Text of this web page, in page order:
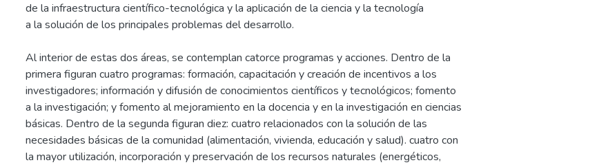
de la infraestructura científico-tecnológica y la aplicación de la ciencia y la tecnología
a la solución de los principales problemas del desarrollo.
Al interior de estas dos áreas, se contemplan catorce programas y acciones. Dentro de la
primera figuran cuatro programas: formación, capacitación y creación de incentivos a los
investigadores; información y difusión de conocimientos científicos y tecnológicos; fomento
a la investigación; y fomento al mejoramiento en la docencia y en la investigación en ciencias
básicas. Dentro de la segunda figuran diez: cuatro relacionados con la solución de las
necesidades básicas de la comunidad (alimentación, vivienda, educación y salud). cuatro con
la mayor utilización, incorporación y preservación de los recursos naturales (energéticos,